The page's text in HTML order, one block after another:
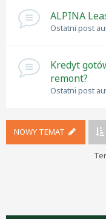
ALPINA
Ostatni post
Kredyt
remont?
Ostatni post
NOWY TEMAT